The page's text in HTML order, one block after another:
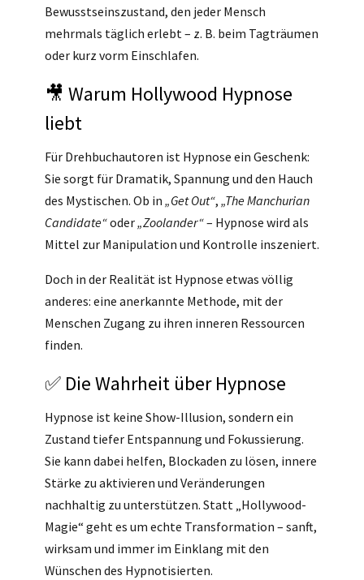
Bewusstseinszustand, den jeder Mensch
mehrmals täglich erlebt – z. B. beim Tagträumen
oder kurz vorm Einschlafen.
🎥 Warum Hollywood Hypnose
liebt
Für Drehbuchautoren ist Hypnose ein Geschenk:
Sie sorgt für Dramatik, Spannung und den Hauch
des Mystischen. Ob in „Get Out“, „The Manchurian
Candidate“oder„Zoolander“– Hypnose wird als
Mittel zur Manipulation und Kontrolle inszeniert.
Doch in der Realität ist Hypnose etwas völlig
anderes: eine anerkannte Methode, mit der
Menschen Zugang zu ihren inneren Ressourcen
finden.
✅ Die Wahrheit über Hypnose
Hypnose ist keine Show-Illusion, sondern ein
Zustand tiefer Entspannung und Fokussierung.
Sie kann dabei helfen, Blockaden zu lösen, innere
Stärke zu aktivieren und Veränderungen
nachhaltig zu unterstützen. Statt „Hollywood-
Magie“ geht es um echte Transformation – sanft,
wirksam und immer im Einklang mit den
Wünschen des Hypnotisierten.